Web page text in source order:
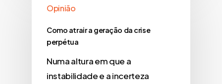
Opinião
Como atrair a geração da crise
perpétua
Numa altura em que a
instabilidade e a incerteza